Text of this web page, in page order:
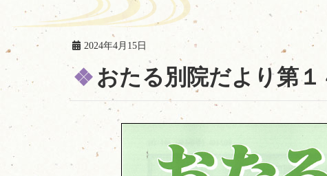
2024年4月15日
おたる別院だより第１